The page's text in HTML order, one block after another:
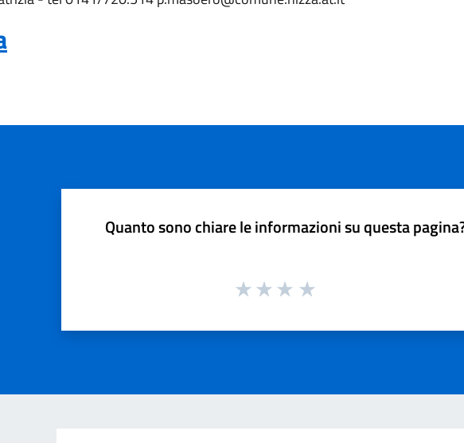
Quanto sono chiare le informazioni su questa